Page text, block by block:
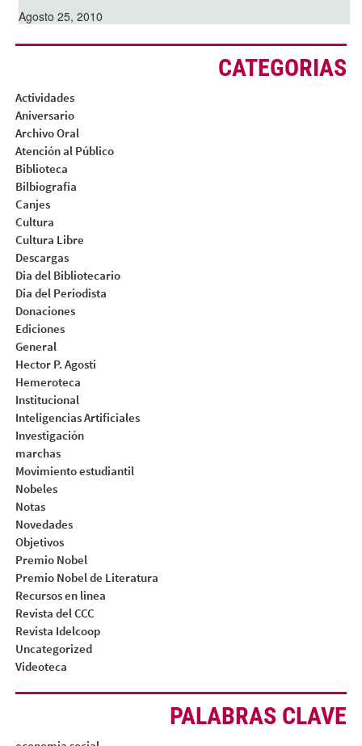
Agosto 25, 2010
CATEGORIAS
Actividades
Aniversario
Archivo Oral
Atención al Público
Biblioteca
Bilbiografia
Canjes
Cultura
Cultura Libre
Descargas
Dia del Bibliotecario
Dia del Periodista
Donaciones
Ediciones
General
Hector P. Agosti
Hemeroteca
Institucional
Inteligencias Artificiales
Investigación
marchas
Movimiento estudiantil
Nobeles
Notas
Novedades
Objetivos
Premio Nobel
Premio Nobel de Literatura
Recursos en linea
Revista del CCC
Revista Idelcoop
Uncategorized
Videoteca
PALABRAS CLAVE